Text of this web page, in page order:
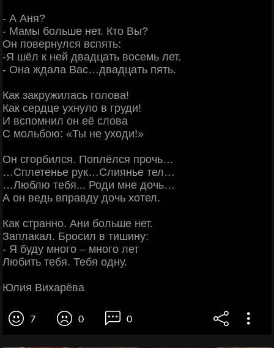
- А Аня?
- Мамы больше нет. Кто Вы?
Он повернулся вспять:
-Я шёл к ней двадцать восемь лет.
- Она ждала Вас…двадцать пять.
Как закружилась голова!
Как сердце ухнуло в груди!
И вспомнил он её слова
С мольбою: «Ты не уходи!»
Он сгорбился. Поплёлся прочь…
…Сплетенье рук…Слиянье тел…
…Люблю тебя... Роди мне дочь…
А он ведь вправду дочь хотел.
Как странно. Ани больше нет.
Заплакал. Бросил в тишину:
- Я буду много – много лет
Любить тебя. Тебя одну.
Юлия Вихарёва
7 0 0